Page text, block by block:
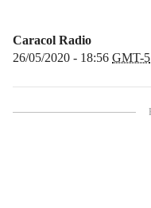
Caracol Radio
26/05/2020 - 18:56 GMT-5